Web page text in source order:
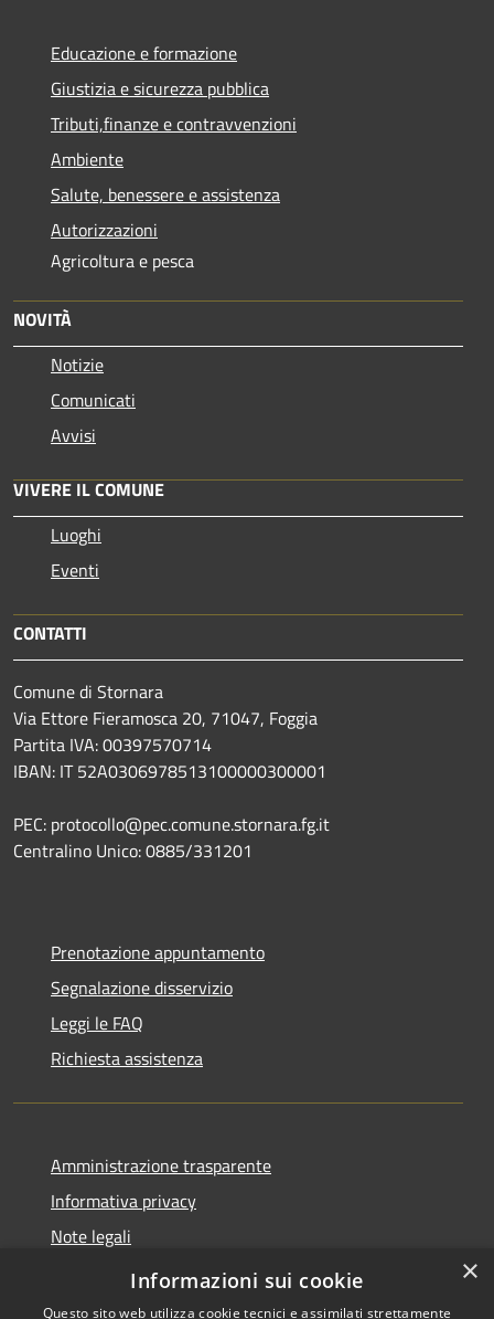
Educazione e formazione
Giustizia e sicurezza pubblica
Tributi,finanze e contravvenzioni
Ambiente
Salute, benessere e assistenza
Autorizzazioni
Agricoltura e pesca
NOVITÀ
Notizie
Comunicati
Avvisi
VIVERE IL COMUNE
Luoghi
Eventi
CONTATTI
Comune di Stornara
Via Ettore Fieramosca 20, 71047, Foggia
Partita IVA: 00397570714
IBAN: IT 52A0306978513100000300001
PEC: protocollo@pec.comune.stornara.fg.it
Centralino Unico: 0885/331201
Prenotazione appuntamento
Segnalazione disservizio
Leggi le FAQ
Richiesta assistenza
Amministrazione trasparente
Informativa privacy
Note legali
Dichiarazione di accessibilità
×
Informazioni sui cookie
Questo sito web utilizza cookie tecnici e assimilati strettamente